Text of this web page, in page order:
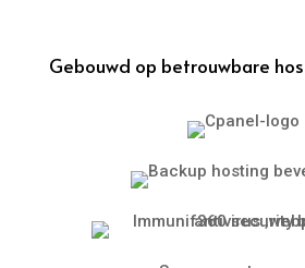
Gebouwd op betrouwbare